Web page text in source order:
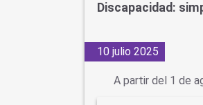
Discapacidad:
10 julio 2025
A partir del 1 de